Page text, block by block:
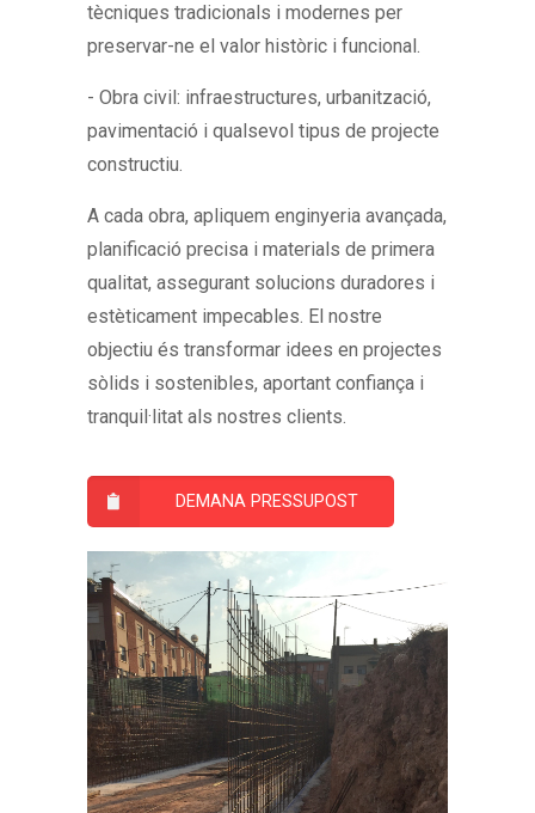
tècniques tradicionals i modernes per
preservar-ne el valor històric i funcional.
- Obra civil: infraestructures, urbanització,
pavimentació i qualsevol tipus de projecte
constructiu.
A cada obra, apliquem enginyeria avançada,
planificació precisa i materials de primera
qualitat, assegurant solucions duradores i
estèticament impecables. El nostre
objectiu és transformar idees en projectes
sòlids i sostenibles, aportant confiança i
tranquil·litat als nostres clients.
DEMANA PRESSUPOST